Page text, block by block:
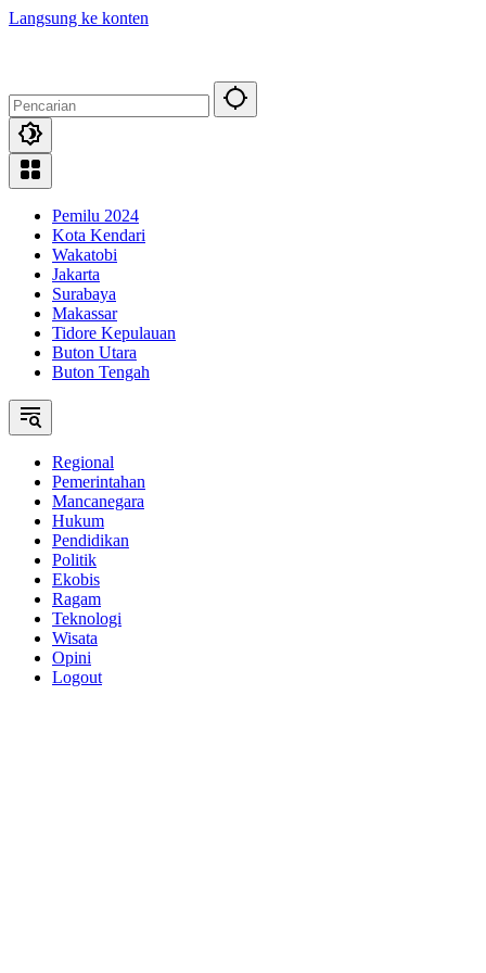
Langsung ke konten
Pemilu 2024
Kota Kendari
Wakatobi
Jakarta
Surabaya
Makassar
Tidore Kepulauan
Buton Utara
Buton Tengah
Regional
Pemerintahan
Mancanegara
Hukum
Pendidikan
Politik
Ekobis
Ragam
Teknologi
Wisata
Opini
Logout